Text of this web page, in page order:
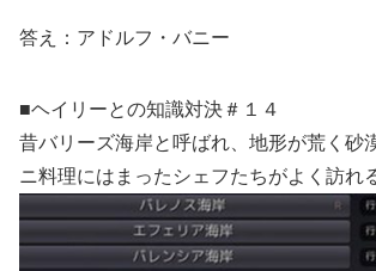
答え：アドルフ・バニー
■ヘイリーとの知識対決＃１４
昔バリーズ海岸と呼ばれ、地形が荒く砂
ニ料理にはまったシェフたちがよく訪れ